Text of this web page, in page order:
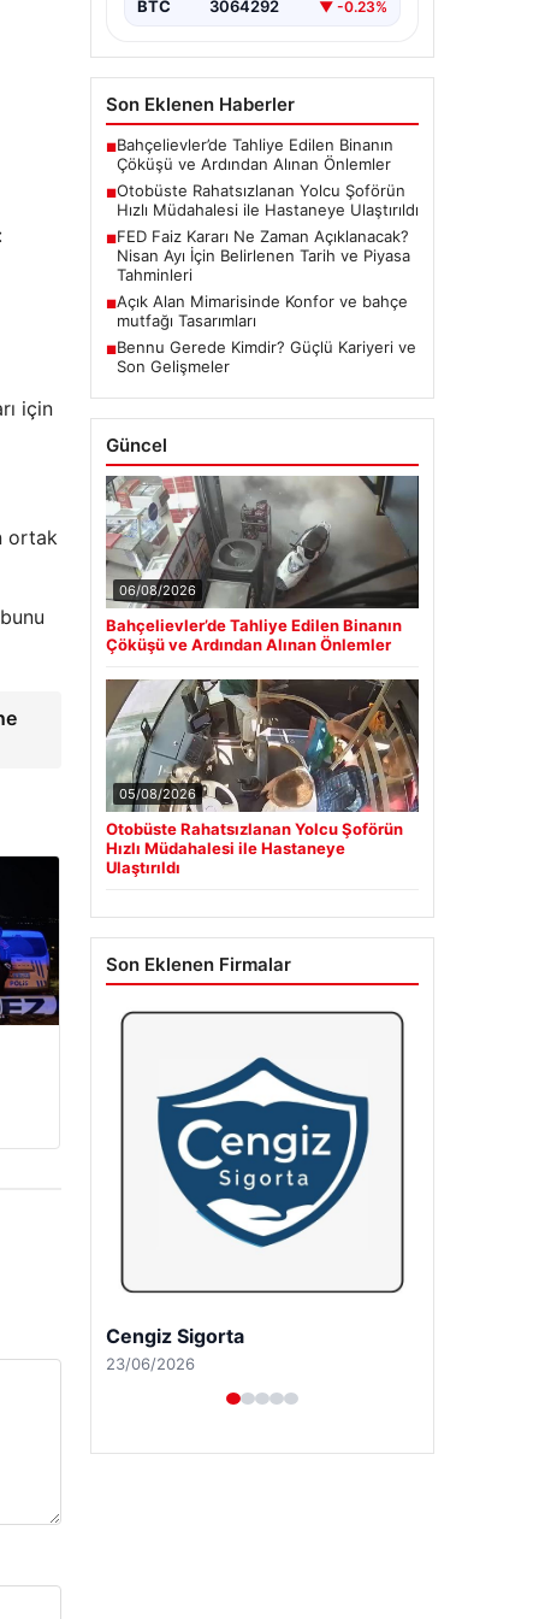
için
ortak
BTC 3064292 ▼ -0.23%
Son Eklenen Haberler
■Bahçelievler’de Tahliye Edilen Binanın
Çöküşü ve Ardından Alınan Önlemler
■Otobüste Rahatsızlanan Yolcu Şoförün
Hızlı Müdahalesi ile Hastaneye Ulaştırıldı
■FED Faiz Kararı Ne Zaman Açıklanacak?
Nisan Ayı İçin Belirlenen Tarih ve Piyasa
Tahminleri
■Açık Alan Mimarisinde Konfor ve bahçe
mutfağı Tasarımları
■Bennu Gerede Kimdir? Güçlü Kariyeri ve
Son Gelişmeler
Güncel
06/08/2026
Bahçelievler’de Tahliye Edilen Binanın
Çöküşü ve Ardından Alınan Önlemler
05/08/2026
Otobüste Rahatsızlanan Yolcu Şoförün
Hızlı Müdahalesi ile Hastaneye
Ulaştırıldı
Son Eklenen Firmalar
Cengiz Sigorta
23/06/2026